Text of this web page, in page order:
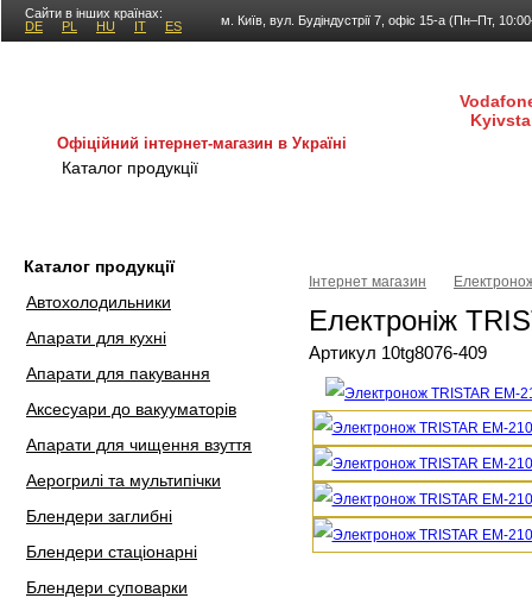
Сайти в інших країнах:
DE
PL HU IT ES м. Київ, вул. Будіндустрії 7, офіс 15-а (Пн–Пт,
Офіційний інтернет-магазин в Україні
Каталог продукції
Каталог продукції
Автохолодильники
Апарати для кухні
Апарати для пакування
Аксесуари до вакууматорів
Апарати для чищення взуття
Аерогрилі та мультипічки
Блендери заглибні
Блендери стаціонарні
Блендери суповарки
Інтернет магазин
Електроніж
Артикул 10tg8076-409